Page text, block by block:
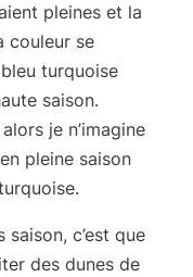
pleines et la
couleur se
turquoise
saison.
je n’imagine
pleine saison
saison, c’est que
des dunes de